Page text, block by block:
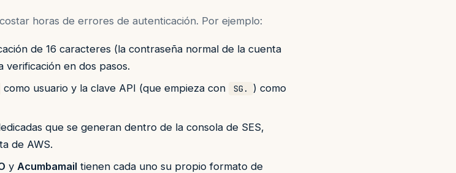
horas de errores de autenticación. Por ejemplo:
de 16 caracteres (la contraseña normal de la cuenta
verificación en dos pasos.
como usuario y la clave API (que empieza con SG.
) como
que se generan dentro de la consola de SES,
de AWS.
y Acumbamail tienen cada uno su propio formato de